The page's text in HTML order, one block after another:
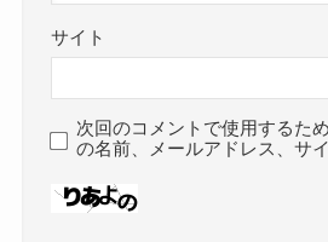
サイト
次回のコメントで使用するた
の名前、メールアドレス、サ